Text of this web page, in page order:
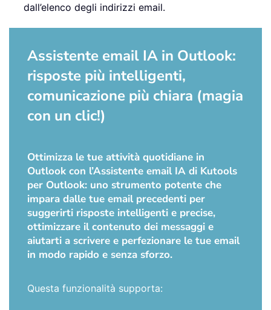
dall’elenco degli indirizzi email.
Assistente email IA in Outlook:
risposte più intelligenti,
comunicazione più chiara (magia
con un clic!)
Ottimizza le tue attività quotidiane in
Outlook con l’Assistente email IA di Kutools
per Outlook: uno strumento potente che
impara dalle tue email precedenti per
suggerirti risposte intelligenti e precise,
ottimizzare il contenuto dei messaggi e
aiutarti a scrivere e perfezionare le tue email
in modo rapido e senza sforzo.
Questa funzionalità supporta: